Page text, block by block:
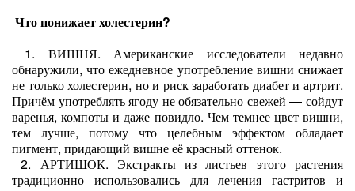
Что понижает холестерин?
1. ВИШНЯ. Американские исследователи недавно
обнаружили, что ежедневное употребление вишни снижает
не только холестерин, но и риск заработать диабет и артрит.
Причём употреблять ягоду не обязательно свежей — сойдут
варенья, компоты и даже повидло. Чем темнее цвет вишни,
тем лучше, потому что целебным эффектом обладает
пигмент, придающий вишне её красный оттенок.
2. АРТИШОК. Экстракты из листьев этого растения
традиционно использовались для лечения гастритов и